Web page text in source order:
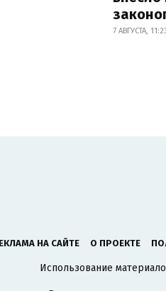
7 АВГУСТА,
НА САЙТЕ О ПРОЕКТЕ
Использование